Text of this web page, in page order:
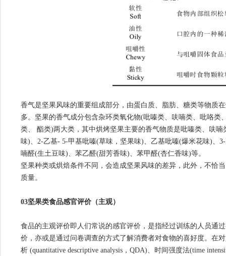
香气是坚果风味的重要组成部分，由蛋白质、脂肪、糖类等物质
多。坚果的香气成分包含杂环类氧化物(吡嗪类、呋喃类、吡咯
类、 酯类)两大类，其中烘烤坚果主要的香气物质是吡嗪类、呋
味)、2-乙基- 5-甲基吡嗪(草味，坚果味)、乙基吡嗪(爆米花味)、
喃醛(生土豆味)、苯乙醛(甜芳香味)、苯甲醛(杏仁香味)等。
坚果种类或烘焙条件不同，会造成坚果风味的差异，此外，不恰
质量。
03坚果类食品感官评价（主观）
食品的主观评价即人们常说的感官评价，是指经过训练的人员通
价，亦或是通过问卷调查的方式了解消费者对食物的喜好度。在
析 (quantitative descriptive analysis，QDA)、时间强度法(time